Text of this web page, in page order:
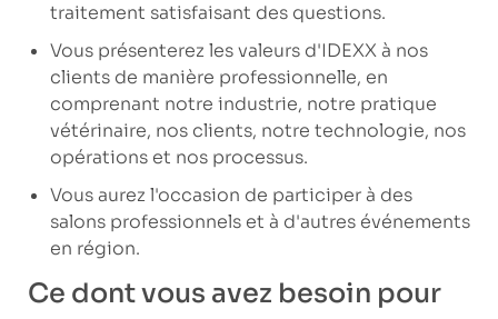
traitement satisfaisant des questions.
Vous présenterez les valeurs d'IDEXX à nos
clients de manière professionnelle, en
comprenant notre industrie, notre pratique
vétérinaire, nos clients, notre technologie, nos
opérations et nos processus.
Vous aurez l'occasion de participer à des
salons professionnels et à d'autres événements
en région.
Ce dont vous avez besoin pour